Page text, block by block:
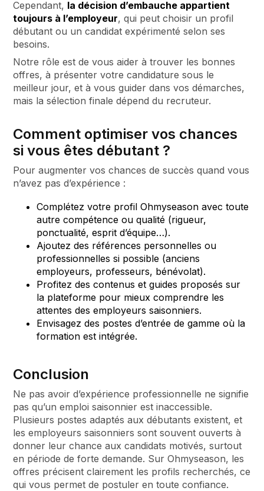
Cependant, la décision d’embauche appartient
toujours à l’employeur, qui peut choisir un profil
débutant ou un candidat expérimenté selon ses
besoins.
Notre rôle est de vous aider à trouver les bonnes
offres, à présenter votre candidature sous le
meilleur jour, et à vous guider dans vos démarches,
mais la sélection finale dépend du recruteur.
Comment optimiser vos chances
si vous êtes débutant ?
Pour augmenter vos chances de succès quand vous
n’avez pas d’expérience :
Complétez votre profil Ohmyseason avec toute
autre compétence ou qualité (rigueur,
ponctualité, esprit d’équipe…).
Ajoutez des références personnelles ou
professionnelles si possible (anciens
employeurs, professeurs, bénévolat).
Profitez des contenus et guides proposés sur
la plateforme pour mieux comprendre les
attentes des employeurs saisonniers.
Envisagez des postes d’entrée de gamme où la
formation est intégrée.
Conclusion
Ne pas avoir d’expérience professionnelle ne signifie
pas qu’un emploi saisonnier est inaccessible.
Plusieurs postes adaptés aux débutants existent, et
les employeurs saisonniers sont souvent ouverts à
donner leur chance aux candidats motivés, surtout
en période de forte demande. Sur Ohmyseason, les
offres précisent clairement les profils recherchés, ce
qui vous permet de postuler en toute confiance.